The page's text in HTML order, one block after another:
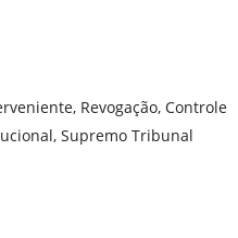
Revogação, Controle
Supremo Tribunal